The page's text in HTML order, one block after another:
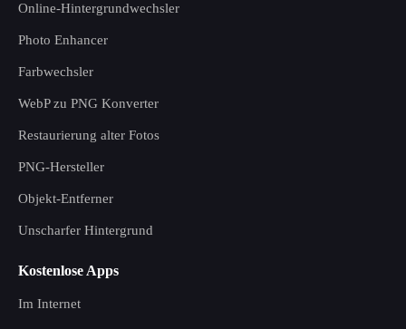
Online-Hintergrundwechsler
Photo Enhancer
Farbwechsler
WebP zu PNG Konverter
Restaurierung alter Fotos
PNG-Hersteller
Objekt-Entferner
Unscharfer Hintergrund
Kostenlose Apps
Im Internet